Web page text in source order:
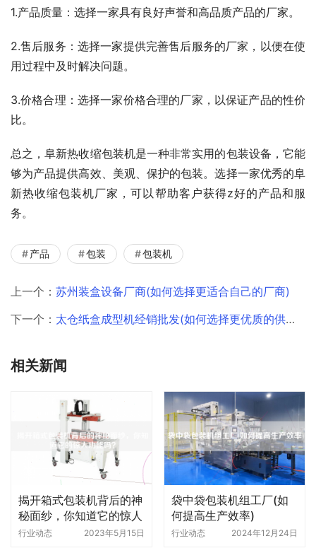
1.产品质量：选择一家具有良好声誉和高品质产品的厂家。
2.售后服务：选择一家提供完善售后服务的厂家，以便在使
用过程中及时解决问题。
3.价格合理：选择一家价格合理的厂家，以保证产品的性价
比。
总之，阜新热收缩包装机是一种非常实用的包装设备，它能
够为产品提供高效、美观、保护的包装。选择一家优秀的阜
新热收缩包装机厂家，可以帮助客户获得z好的产品和服
务。
产品 包装 包装机
上一个： 苏州装盒设备厂商(如何选择更适合自己的厂商)
下一个： 太仓纸盒成型机经销批发(如何选择更优质的供应商)
相关新闻
揭开箱式包装机背后的神
秘面纱，你知道它的惊人
功能吗
行业动态 2023年5月15日
袋中袋包装机组工厂(如
何提高生产效率)
行业动态 2024年12月24日